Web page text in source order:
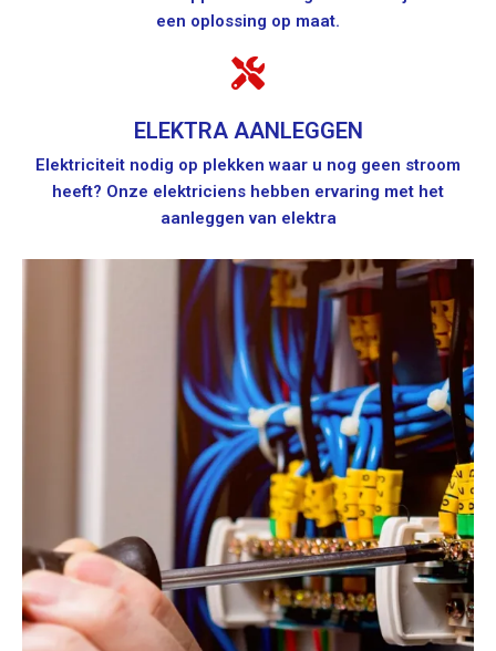
een oplossing op maat.
ELEKTRA AANLEGGEN
Elektriciteit nodig op plekken waar u nog geen stroom
heeft? Onze elektriciens hebben ervaring met het
aanleggen van elektra